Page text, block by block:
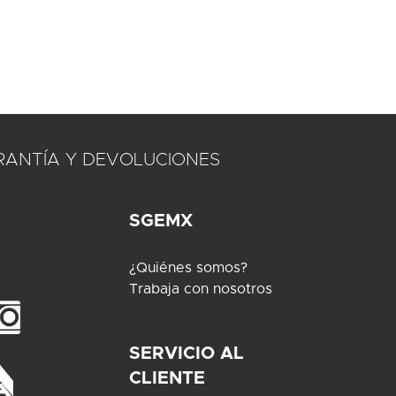
Y DEVOLUCIONES
SGEMX
¿Quiénes somos?
Trabaja con nosotros
SERVICIO AL
CLIENTE